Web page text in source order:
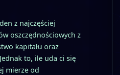
z najczęściej
oszczędnościowych z
kapitału oraz
to, ile uda ci się
mierze od